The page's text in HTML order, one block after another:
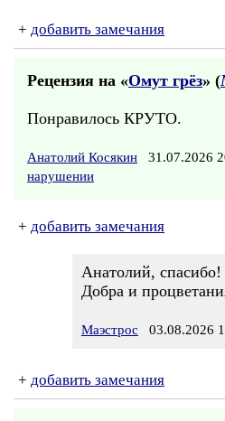
+ добавить замечания
Рецензия на «Омут грёз» (
Понравилось КРУТО.
Анатолий Косякин 31.07.2026
нарушении
+ добавить замечания
Анатолий,
Добра и
Маэстрос 03.08.2026
+ добавить замечания